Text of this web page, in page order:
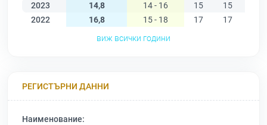
2023
14,8 14 - 16 15 15
2022
16,8 15 - 18 17 17
виж всички години
РЕГИСТЪРНИ ДАННИ
Наименование: